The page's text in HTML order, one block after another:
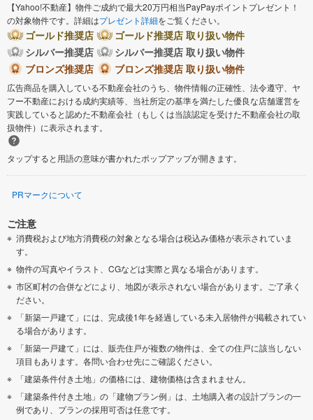
【Yahoo!不動産】物件ご成約で最大20万円相当PayPayポイントプレゼント！
の対象物件です。詳細はプレゼント詳細をご覧ください。
ゴールド推奨店
ゴールド推奨店 取り扱い物件
シルバー推奨店
シルバー推奨店 取り扱い物件
ブロンズ推奨店
ブロンズ推奨店 取り扱い物件
広告商品を購入している不動産会社のうち、物件情報の正確性、法令遵守、ヤ
フー不動産における成約実績等、当社所定の基準を満たした優良な店舗運営を
実践していると認めた不動産会社（もしくは当該認定を受けた不動産会社の取
扱物件）に表示されます。
タップすると用語の意味が書かれたポップアップが開きます。
PRマークについて
ご注意
消費税および地方消費税の対象となる場合は税込み価格が表示されていま
す。
物件の写真やイラスト、CGなどは実際と異なる場合があります。
市区町村の合併などにより、地図が表示されない場合があります。ご了承く
ださい。
「新築一戸建て」には、完成後1年を経過している未入居物件が掲載されてい
る場合があります。
「新築一戸建て」には、販売住戸が複数の物件は、全ての住戸に該当しない
項目もあります。各問い合わせ先にご確認ください。
「建築条件付き土地」の価格には、建物価格は含まれません。
「建築条件付き土地」の「建物プラン例」は、土地購入者の設計プランの一
例であり、プランの採用可否は任意です。